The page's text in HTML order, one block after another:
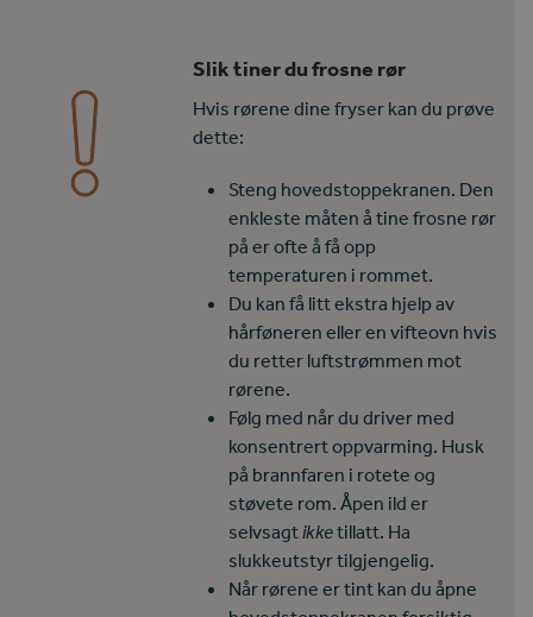
Slik tiner du frosne rør
Hvis rørene dine fryser kan du prøve
dette:
Steng hovedstoppekranen. Den
enkleste måten å tine frosne rør
på er ofte å få opp
temperaturen i rommet.
Du kan få litt ekstra hjelp av
hårføneren eller en vifteovn hvis
du retter luftstrømmen mot
rørene.
Følg med når du driver med
konsentrert oppvarming. Husk
på brannfaren i rotete og
støvete rom. Åpen ild er
selvsagtikketillatt. Ha
slukkeutstyr tilgjengelig.
Når rørene er tint kan du åpne